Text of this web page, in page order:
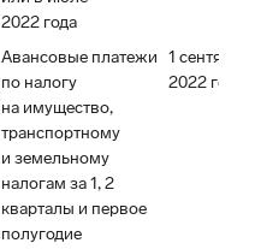
2022 года
Авансовые платежи
по налогу
на имущество,
транспортному
и земельному
налогам за 1, 2
кварталы и первое
полугодие
1 сентября
2022 года